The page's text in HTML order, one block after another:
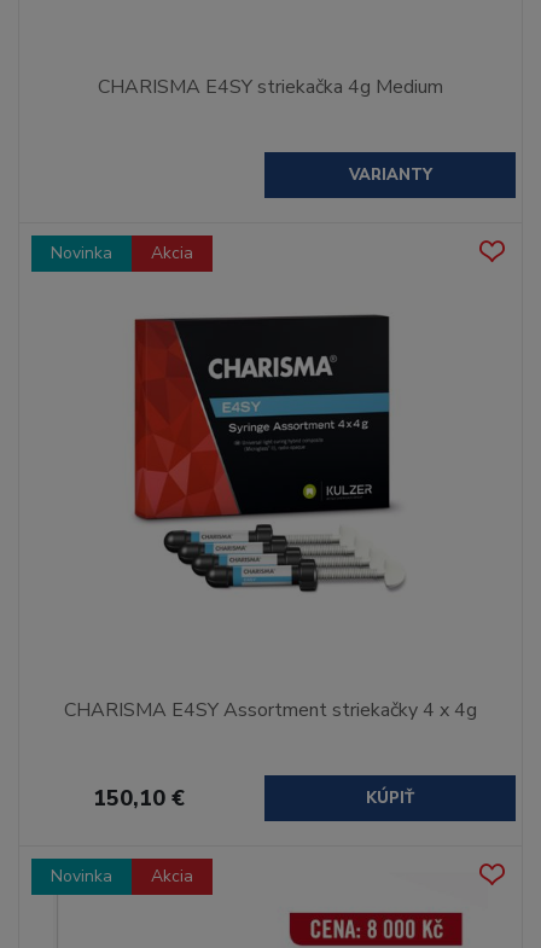
CHARISMA E4SY striekačka 4g Medium
VARIANTY
Novinka Akcia
CHARISMA E4SY Assortment striekačky 4 x 4g
150,10 € KÚPIŤ
Novinka Akcia